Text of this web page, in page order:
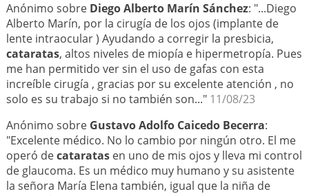
Anónimo sobre Diego Alberto Marín Sánchez: "...Diego
Alberto Marín, por la cirugía de los ojos (implante de
lente intraocular ) Ayudando a corregir la presbicia,
cataratas, altos niveles de miopía e hipermetropía. Pues
me han permitido ver sin el uso de gafas con esta
increíble cirugía , gracias por su excelente atención , no
solo es su trabajo si no también son..." 11/08/23
Anónimo sobre Gustavo Adolfo Caicedo Becerra:
"Excelente médico. No lo cambio por ningún otro. El me
operó decataratasen uno de mis ojos y lleva mi control
de glaucoma. Es un médico muy humano y su asistente
la señora María Elena también, igual que la niña de